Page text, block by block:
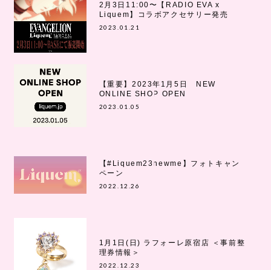
2月3日11:00〜【RADIO EVA x
Liquem】コラボアクセサリー発売
2023.01.21
【重要】2023年1月5日 NEW
ONLINE SHOP OPEN
2023.01.05
【#Liquem23newme】フォトキャン
ペーン
2022.12.26
1月1日(日) ラフォーレ原宿店 ＜事前整
理券情報＞
2022.12.23